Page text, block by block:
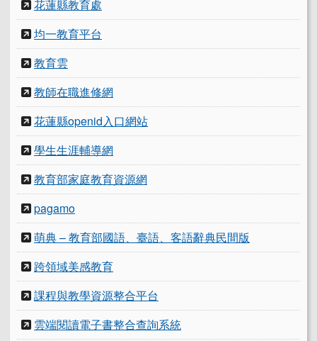
花蓮縣教育處
均一教育平台
教育雲
教師在職進修網
花蓮縣openid入口網站
學生生涯輔導網
教育部家庭教育資源網
pagamo
萌典 – 教育部國語、臺語、客語辭典民間版
跨領域美感教育
課程與教學資源整合平台
雲端閱讀電子書整合查詢系統